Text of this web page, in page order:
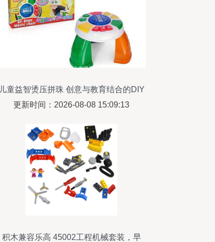
儿童益智烫压拼珠 创意与教育结合的DIY
玩具新宠
更新时间：2026-08-08 15:09:13
积木兼容乐高 45002工程机械套装，早